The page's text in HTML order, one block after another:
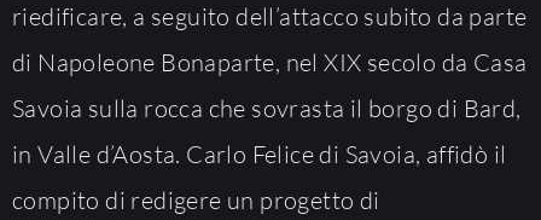
riedificare, a seguito dell’attacco subito da parte
di Napoleone Bonaparte, nel XIX secolo da Casa
Savoia sulla rocca che sovrasta il borgo di Bard,
in Valle d’Aosta. Carlo Felice di Savoia, affidò il
compito di redigere un progetto di